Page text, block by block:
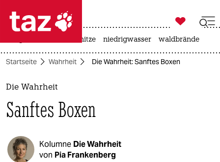
 taz zahl ich
taz zahl ich
themen
politik
öko
gesellschaft

taz zahl ich
hitze niedrigwasser waldbrände
Startseite Wahrheit Die Wahrheit: Sanftes Boxen
Die Wahrheit
Sanftes Boxen
Kolumne Die Wahrheit
von Pia Frankenberg